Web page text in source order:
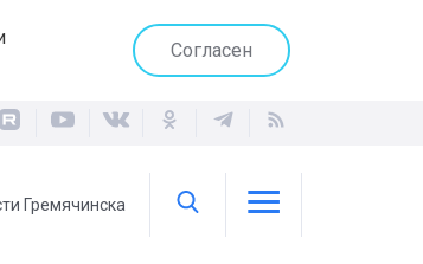
Согласен
Гремячинска